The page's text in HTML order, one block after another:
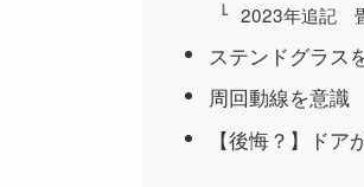
2023年追記
ステンドグラス
周回動線を意識
【後悔？】ドア